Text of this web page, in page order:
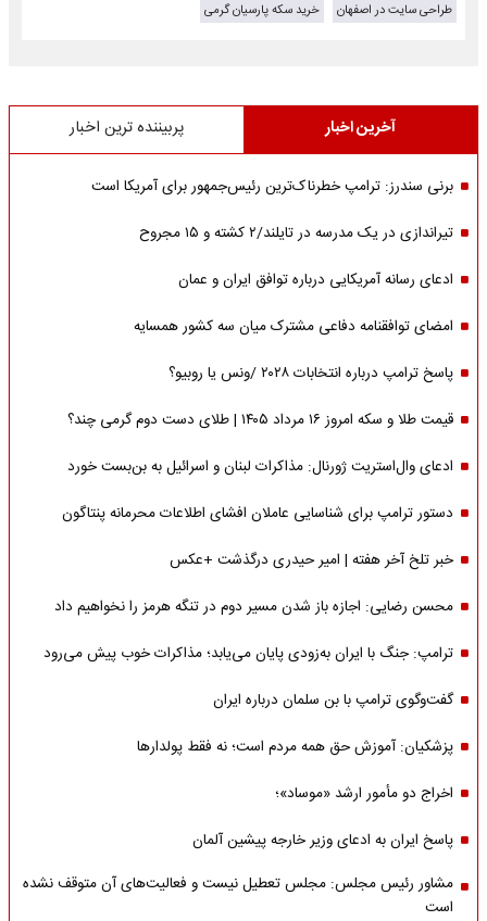
طراحی سایت در اصفهان خرید سکه پارسیان گرمی
آخرین اخبار پربیننده ترین اخبار
برنی سندرز: ترامپ خطرناک‌ترین رئیس‌جمهور برای آمریکا است
تیراندازی در یک مدرسه در تایلند/۲ کشته و ۱۵ مجروح
ادعای رسانه آمریکایی درباره توافق ایران و عمان
امضای توافقنامه دفاعی مشترک میان سه کشور همسایه
پاسخ ترامپ درباره انتخابات ۲۰۲۸ /ونس یا روبیو؟
قیمت طلا و سکه امروز ۱۶ مرداد ۱۴۰۵ | طلای دست دوم گرمی چند؟
ادعای وال‌استریت ژورنال: مذاکرات لبنان و اسرائیل به بن‌بست خورد
دستور ترامپ برای شناسایی عاملان افشای اطلاعات محرمانه پنتاگون
خبر تلخ آخر هفته | امیر حیدری درگذشت +عکس
محسن رضایی: اجازه باز شدن مسیر دوم در تنگه هرمز را نخواهیم داد
ترامپ: جنگ با ایران به‌زودی پایان می‌یابد؛ مذاکرات خوب پیش می‌رود
گفت‌وگوی ترامپ با بن سلمان درباره ایران
پزشکیان: آموزش حق همه مردم است؛ نه فقط پولدارها
اخراج دو مأمور ارشد «موساد»؛
پاسخ ایران به ادعای وزیر خارجه پیشین آلمان
مشاور رئیس مجلس: مجلس تعطیل نیست و فعالیت‌های آن متوقف نشده
است